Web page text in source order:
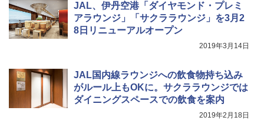
[キャンパーズコレクション 山善] 傘みたいに
広げるだけ パッとサッとテント キューブワ
イド ブラックコーティング フルクローズ メ
ATCW-150B エクルベージュ
￥-
￥1,180
電動エアーポンプ SUP用 20PSI 電動ポンプ
保護 日光可読lcd 7種類ノズル付き
￥7,884
JAL、伊丹空港「ダイヤモンド・プレミ
アラウンジ」「サクララウンジ」を3月2
8日リニューアルオープン
2019年3月14日
JAL国内線ラウンジへの飲食物持ち込み
がルール上もOKに。サクララウンジでは
ダイニングスペースでの飲食を案内
2019年2月18日